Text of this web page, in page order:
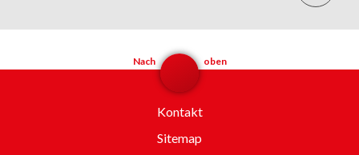
Nach oben
Kontakt
Sitemap